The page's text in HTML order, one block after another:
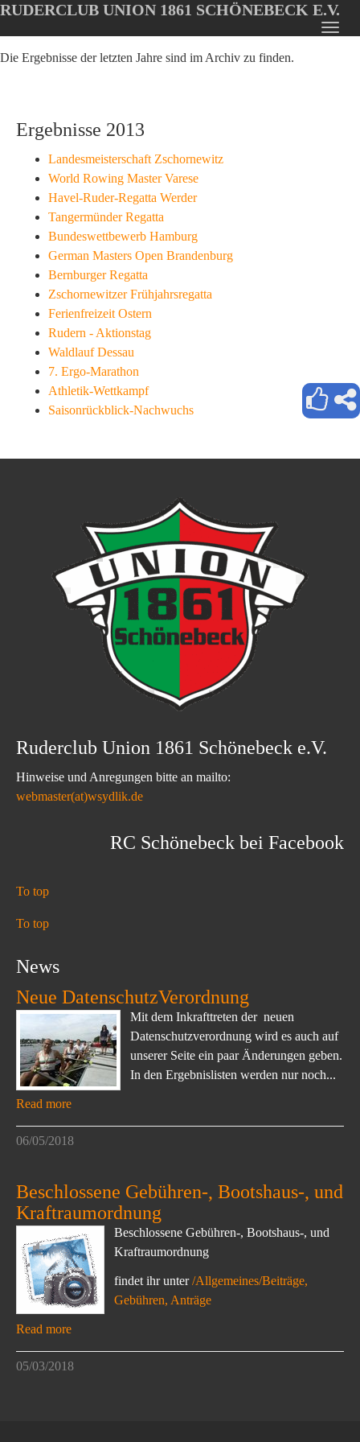
Oops, an error occurred! Code: 2026080822370221130d1f
to
RUDERCLUB UNION 1861 SCHÖNEBECK E.V.
Die Ergebnisse der letzten Jahre sind im Archiv zu finden.
Ergebnisse 2013
Landesmeisterschaft Zschornewitz
World Rowing Master Varese
Havel-Ruder-Regatta Werder
Tangermünder Regatta
Bundeswettbewerb Hamburg
German Masters Open Brandenburg
Bernburger Regatta
Zschornewitzer Frühjahrsregatta
Ferienfreizeit Ostern
Rudern - Aktionstag
Waldlauf Dessau
7. Ergo-Marathon
Athletik-Wettkampf
Saisonrückblick-Nachwuchs
Ruderclub Union 1861 Schönebeck e.V.
Hinweise und Anregungen bitte an mailto:
webmaster(at)wsydlik.de
RC Schönebeck bei Facebook
To top
To top
News
Neue DatenschutzVerordnung
Mit dem Inkrafttreten der neuen
Datenschutzverordnung wird es auch auf
unserer Seite ein paar Änderungen geben.
In den Ergebnislisten werden nur noch...
Read more
06/05/2018
Beschlossene Gebühren-, Bootshaus-, und
Kraftraumordnung
Beschlossene Gebühren-, Bootshaus-, und
Kraftraumordnung
findet ihr unter/Allgemeines/Beiträge,
Gebühren, Anträge
Read more
05/03/2018